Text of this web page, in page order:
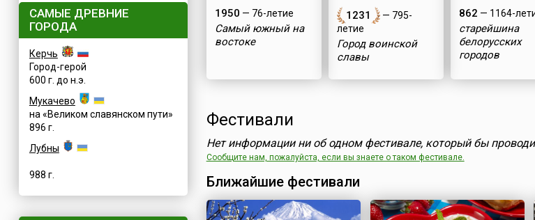
САМЫЕ ДРЕВНИЕ
ГОРОДА
Керчь
Город-герой
600 г. до н.э.
Мукачево
на «Великом славянском пути»
896 г.
Лубны
988 г.
1950 — 76-летие
Самый южный на
востоке
1231
— 795-
летие
Город воинской
славы
862 — 1164-
старейшина
белорусских
городов
Фестивали
Нет информации ни об одном фестивале, который бы
Сообщите нам, пожалуйста, если вы знаете о таком фестивале.
Ближайшие фестивали